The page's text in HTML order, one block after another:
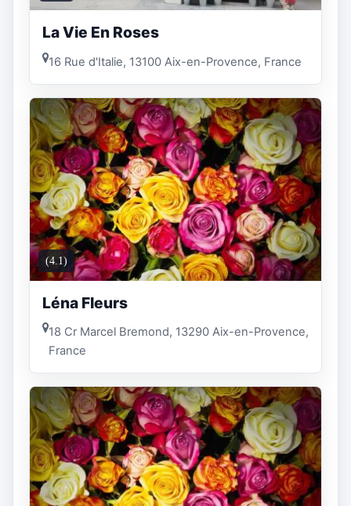
La Vie En Roses
16 Rue d'Italie, 13100 Aix-en-Provence, France
(4.1)
Léna Fleurs
18 Cr Marcel Bremond, 13290 Aix-en-Provence,
France